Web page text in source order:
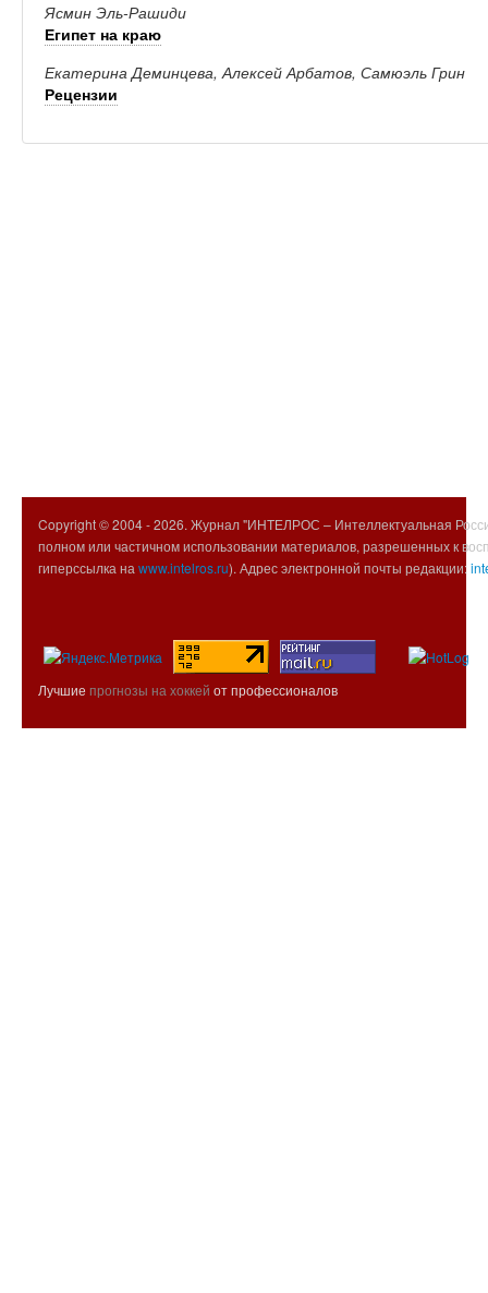
Ясмин Эль-Рашиди
Египет на краю
Екатерина Деминцева, Алексей Арбатов, Самюэль Грин
Рецензии
Copyright © 2004 -2026. Журнал "ИНТЕЛРОС – Интеллектуальная
полном или частичном использовании материалов, разрешенных к
гиперссылка на www.intelros.ru). Адрес электронной почты редакции:
Лучшие прогнозы на хоккей от профессионалов